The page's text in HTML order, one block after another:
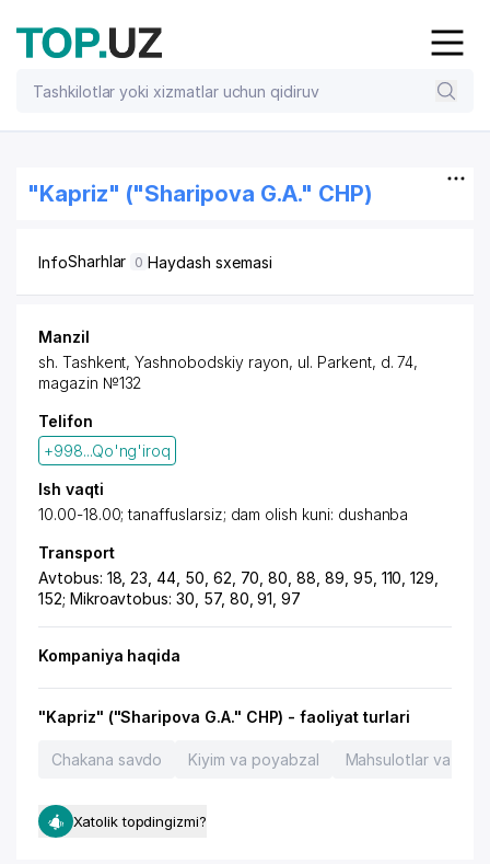
"Kapriz" ("Sharipova G.A." CHP)
InfoSharhlar 0 Haydash sxemasi
Manzil
sh. Tashkent,Yashnobodskiy rayon, ul. Parkent, d. 74,
magazin №132
Telifon
+998...Qo'ng'iroq
Ish vaqti
10.00-18.00; tanaffuslarsiz; dam olish kuni: dushanba
Transport
Avtobus: 18, 23, 44, 50, 62, 70, 80, 88, 89, 95, 110, 129,
152; Mikroavtobus: 30, 57, 80, 91, 97
Kompaniya haqida
"Kapriz" ("Sharipova G.A." CHP) - faoliyat turlari
Chakana savdo Kiyim va poyabzal Mahsulotlar va
Xatolik topdingizmi?